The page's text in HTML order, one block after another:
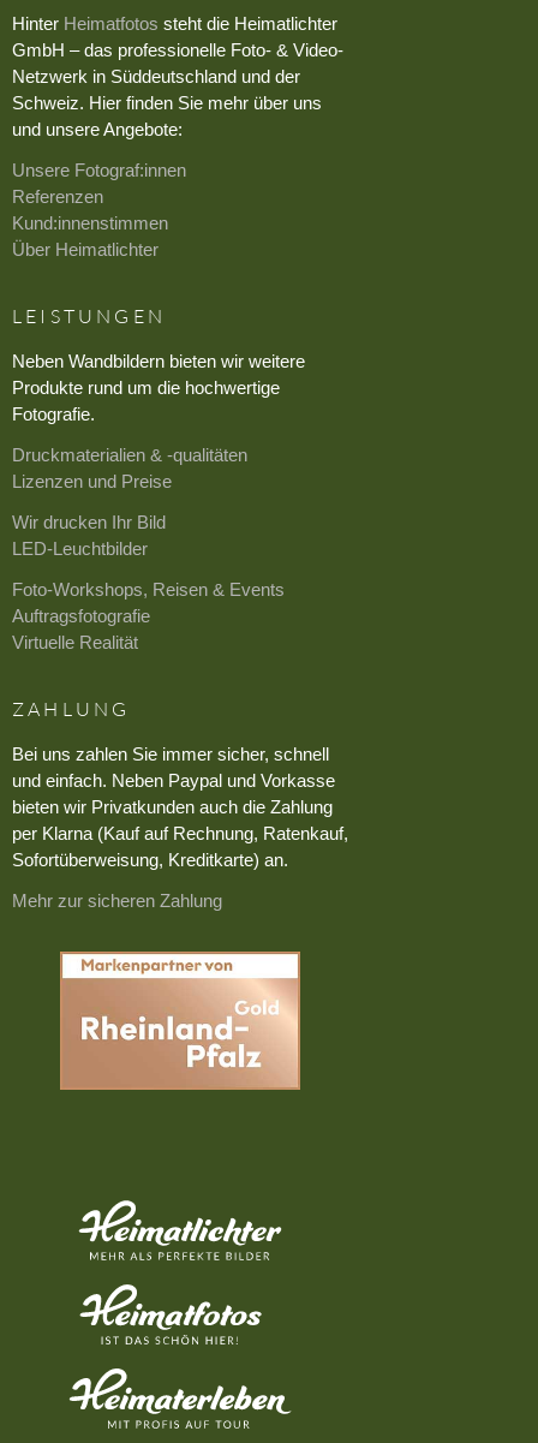
Hinter Heimatfotos steht die Heimatlichter
GmbH – das professionelle Foto- & Video-
Netzwerk in Süddeutschland und der
Schweiz. Hier finden Sie mehr über uns
und unsere Angebote:
Unsere Fotograf:innen
Referenzen
Kund:innenstimmen
Über Heimatlichter
LEISTUNGEN
Neben Wandbildern bieten wir weitere
Produkte rund um die hochwertige
Fotografie.
Druckmaterialien & -qualitäten
Lizenzen und Preise
Wir drucken Ihr Bild
LED-Leuchtbilder
Foto-Workshops, Reisen & Events
Auftragsfotografie
Virtuelle Realität
ZAHLUNG
Bei uns zahlen Sie immer sicher, schnell
und einfach. Neben Paypal und Vorkasse
bieten wir Privatkunden auch die Zahlung
per Klarna (Kauf auf Rechnung, Ratenkauf,
Sofortüberweisung, Kreditkarte) an.
Mehr zur sicheren Zahlung